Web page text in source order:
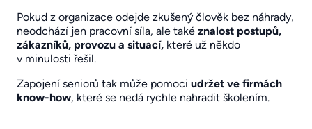
Pokud z organizace odejde zkušený člověk bez náhrady,
neodchází jen pracovní síla, ale také znalost postupů,
zákazníků, provozu a situací, které už někdo
v minulosti řešil.
Zapojení seniorů tak může pomoci udržet ve firmách
know-how, které se nedá rychle nahradit školením.